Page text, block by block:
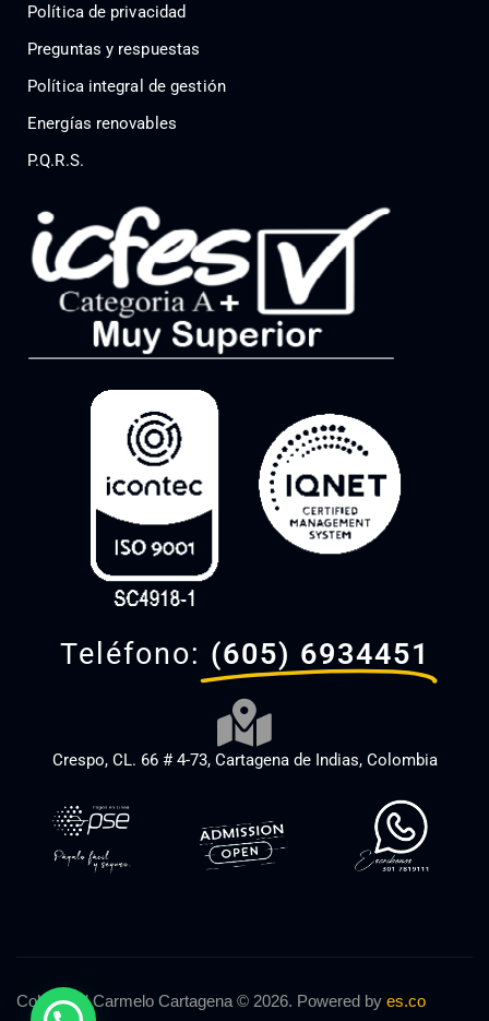
Política de privacidad
Preguntas y respuestas
Política integral de gestión
Energías renovables
P.Q.R.S.
Teléfono: (605) 6934451
Crespo, CL. 66 # 4-73, Cartagena de Indias, Colombia
Colegio El Carmelo Cartagena © 2026. Powered by es.co